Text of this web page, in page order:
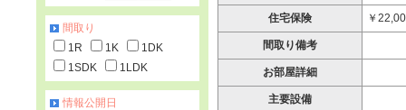
住宅保険 ￥
間取り備考
お部屋詳細
主要設備
間取り
1R
1K
1DK
1SDK
1LDK
情報公開日